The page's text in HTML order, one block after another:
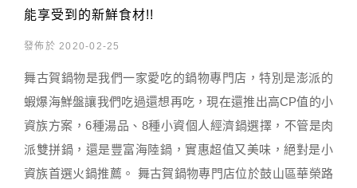
能享受到的新鮮食材!!
發佈於 2020-02-25
舞古賀鍋物是我們一家愛吃的鍋物專門店，特別是澎派的
蝦爆海鮮盤讓我們吃過還想再吃，現在還推出高CP值的小
資族方案，6種湯品、8種小資個人經濟鍋選擇，不管是肉
派雙拼鍋，還是豐富海陸鍋，實惠超值又美味，絕對是小
資族首選火鍋推薦。 舞古賀鍋物專門店位於鼓山區華榮路